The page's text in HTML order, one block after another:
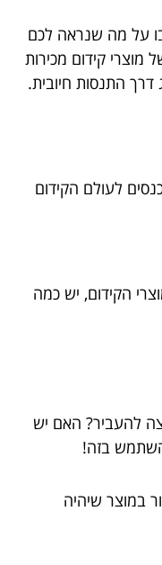
על מה שנראה לכם
מוצרי קידום מכירות
דרך התנסות חיובית.
לעולם הקידום
הקידום, יש כמה
להעביר? האם יש
השתמש בזה!
במוצר שיהיה